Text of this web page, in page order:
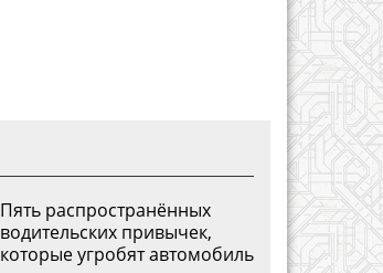
Пять распространённых
водительских привычек,
которые угробят автомобиль